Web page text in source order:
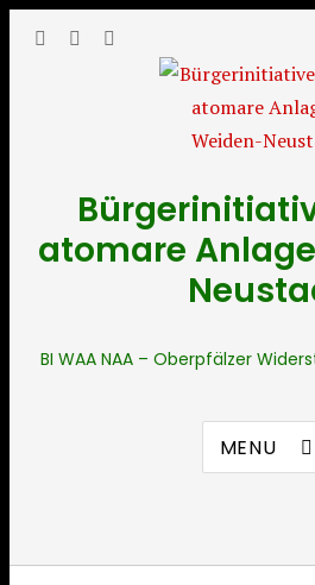
atomare
BI WAA NAA – Oberpfälzer
MENU